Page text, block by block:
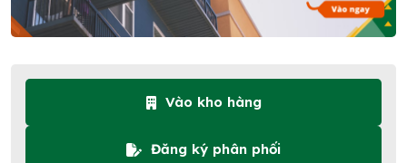
Vào kho hàng
Đăng ký phân phối